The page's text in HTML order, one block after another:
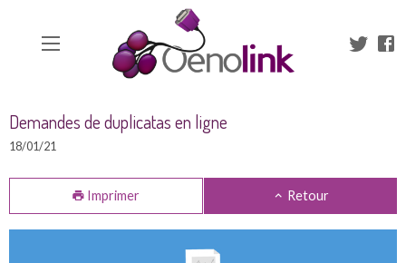
Demandes de duplicatas en ligne
18/01/21
Imprimer Retour